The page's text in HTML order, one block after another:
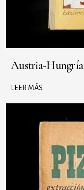
Austria-Hungría
LEER MÁS